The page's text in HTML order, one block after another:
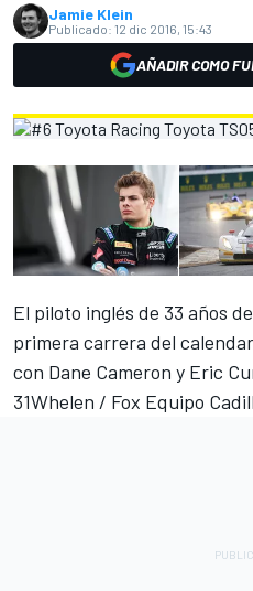
Jamie Klein
Publicado: 12 dic 2016, 15:43
AÑADIR COMO
El piloto inglés de 33 años
primera carrera del
con Dane Cameron y Eric
31Whelen / Fox Equipo